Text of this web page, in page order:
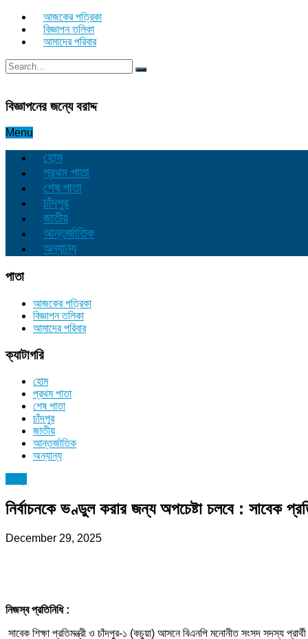
আজকের পত্রিকা
বিজ্ঞাপন তলিকা
আমাদের পরিবার
বিজ্ঞাপনের জন্যে বরাদ্দ
Menu
হোম
প্রথম পাতা
শেষ পাতা
চাঁদপুর
জাতীয়
আন্তর্জাতিক
অন্যান্য
পাতা
আজকের পত্রিকা
বিজ্ঞাপন তলিকা
আমাদের পরিবার
ক্যাটাগরি
হোম
প্রথম পাতা
শেষ পাতা
চাঁদপুর
জাতীয়
আন্তর্জাতিক
অন্যান্য
নির্বাচনকে ভণ্ডুল করার জন্য অপচেষ্টা চলবে : সাবেক
December 29, 2025
নিজস্ব প্রতিনিধি :
সাবেক শিক্ষা প্রতিমন্ত্রী ও চাঁদপুর-১ (কচুয়া) আসনে বিএনপি মনোনীত সংসদ সদস্য